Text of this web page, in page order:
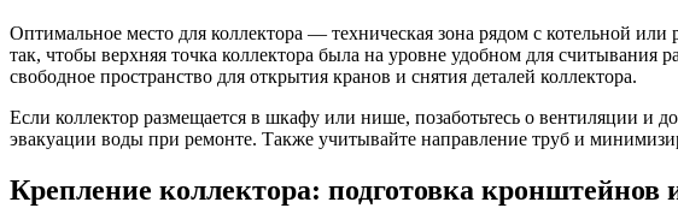
Оптимальное место для коллектора — техническая зона рядом с котельной
так, чтобы верхняя точка коллектора была на уровне удобном для
свободное пространство для открытия кранов и снятия деталей коллектора.
Если коллектор размещается в шкафу или нише, позаботьтесь о вентиляции и
эвакуации воды при ремонте. Также учитывайте направление труб и
Крепление коллектора: подготовка кронштейнов